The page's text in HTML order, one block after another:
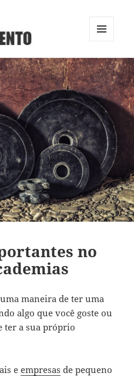
E
WIDGETS
no
maneira de ter uma
algo que você goste ou
ter a sua próprio
eempresas de pequeno